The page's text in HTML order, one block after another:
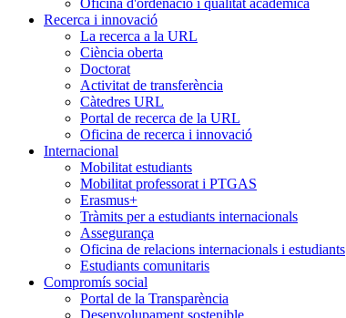
Recerca i innovació
La recerca a la URL
Ciència oberta
Doctorat
Activitat de transferència
Càtedres URL
Portal de recerca de la URL
Oficina de recerca i innovació
Internacional
Mobilitat estudiants
Mobilitat professorat i PTGAS
Erasmus+
Tràmits per a estudiants internacionals
Assegurança
Oficina de relacions internacionals i estudiants
Estudiants comunitaris
Compromís social
Portal de la Transparència
Desenvolupament sostenible